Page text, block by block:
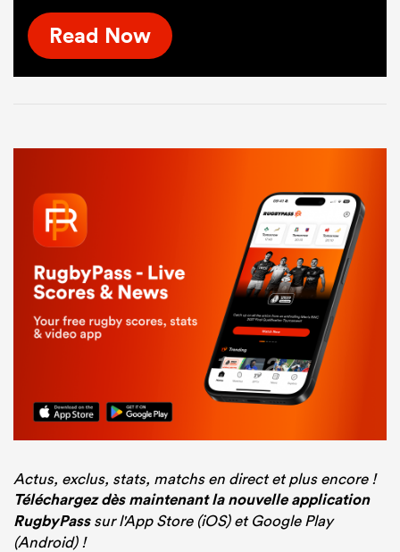
Read Now
Actus, exclus, stats, matchs en direct et plus encore !
Téléchargez dès maintenant la nouvelle application
RugbyPasssur l'App Store (iOS) et Google Play
(Android) !